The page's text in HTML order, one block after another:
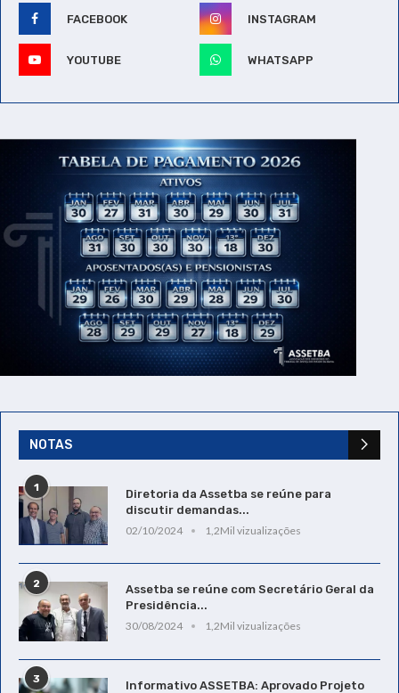
FACEBOOK INSTAGRAM
YOUTUBE WHATSAPP
NOTAS
1
Diretoria da Assetba se reúne para
discutir demandas...
02/10/2024
1,2Mil vizualizações
2
Assetba se reúne com Secretário Geral da
Presidência...
30/08/2024
1,2Mil vizualizações
3
Informativo ASSETBA: Aprovado Projeto